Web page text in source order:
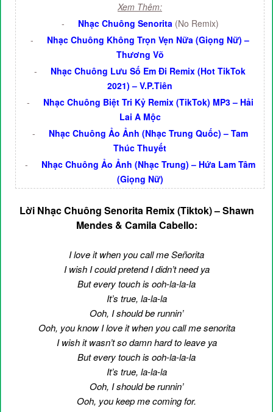
Xem Thêm:
-
Nhạc Chuông Senorita(No Remix)
-
Nhạc Chuông Không Trọn Vẹn Nữa (Giọng Nữ) –
Thương Võ
-
Nhạc Chuông Lưu Số Em Đi Remix (Hot TikTok
2021) – V.P.Tiên
-
Nhạc Chuông Biệt Tri Kỷ Remix (TikTok) MP3 – Hải
Lai A Mộc
-
Nhạc Chuông Ảo Ảnh (Nhạc Trung Quốc) – Tam
Thúc Thuyết
-
Nhạc Chuông Ảo Ảnh (Nhạc Trung) – Hứa Lam Tâm
(Giọng Nữ)
Lời Nhạc Chuông Senorita Remix (Tiktok) – Shawn
Mendes & Camila Cabello:
I love it when you call me Señorita
I wish I could pretend I didn’t need ya
But every touch is ooh-la-la-la
It’s true, la-la-la
Ooh, I should be runnin’
Ooh, you know I love it when you call me senorita
I wish it wasn’t so damn hard to leave ya
But every touch is ooh-la-la-la
It’s true, la-la-la
Ooh, I should be runnin’
Ooh, you keep me coming for.